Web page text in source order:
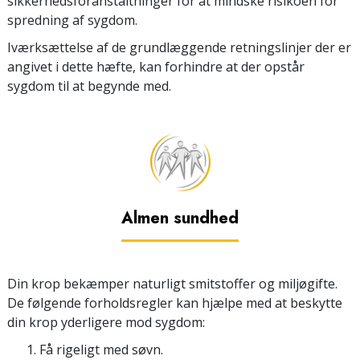
spredning af sygdom.
Iværksættelse af de grundlæggende retningslinjer der er
angivet i dette hæfte, kan forhindre at der opstår
sygdom til at begynde med.
Almen sundhed
Din krop bekæmper naturligt smitstoffer og miljøgifte.
De følgende forholdsregler kan hjælpe med at beskytte
din krop yderligere mod sygdom:
Få rigeligt med søvn.